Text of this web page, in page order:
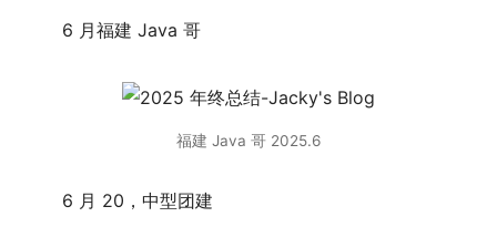
6 月福建 Java 哥
福建 Java 哥 2025.6
6 月 20，中型团建